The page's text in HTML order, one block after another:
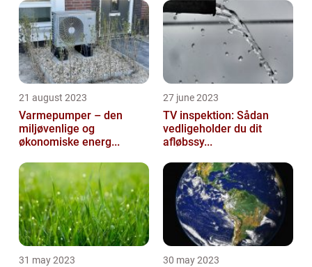
21 august 2023
Varmepumper – den
miljøvenlige og
økonomiske energ...
27 june 2023
TV inspektion: Sådan
vedligeholder du dit
afløbssy...
31 may 2023 30 may 2023